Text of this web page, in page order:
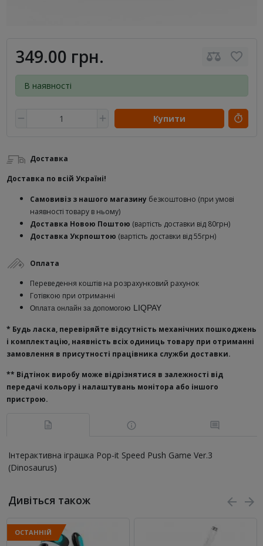
349.00 грн.
В наявності
Купити
Доставка
Доставка по всій Україні!
Самовивіз з нашого магазину безкоштовно (при умові
наявності товару в ньому)
Доставка Новою Поштою (вартість доставки від 80грн)
Доставка Укрпоштою (вартість доставки від 55грн)
Оплата
Переведення коштів на розрахунковий рахунок
Готівкою при отриманні
Оплата онлайн за допомогою LIQPAY
* Будь ласка, перевіряйте відсутність механічних пошкоджень
і комплектацію, наявність всіх одиниць товару при отриманні
замовлення в присутності працівника служби доставки.
** Відтінок виробу може відрізнятися в залежності від
передачі кольору і налаштувань монітора або іншого
пристрою.
Інтерактивна іграшка Pop-it Speed Push Game Ver.3
(Dinosaurus)
Дивіться також
ОСТАННІЙ